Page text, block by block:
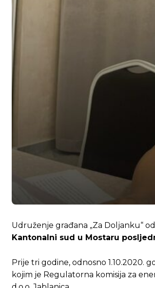
Udruženje građana „Za Doljanku“
Kantonalni sud u Mostaru
Prije tri godine, odnosno 1.10.2020.
kojim je Regulatorna komisija za